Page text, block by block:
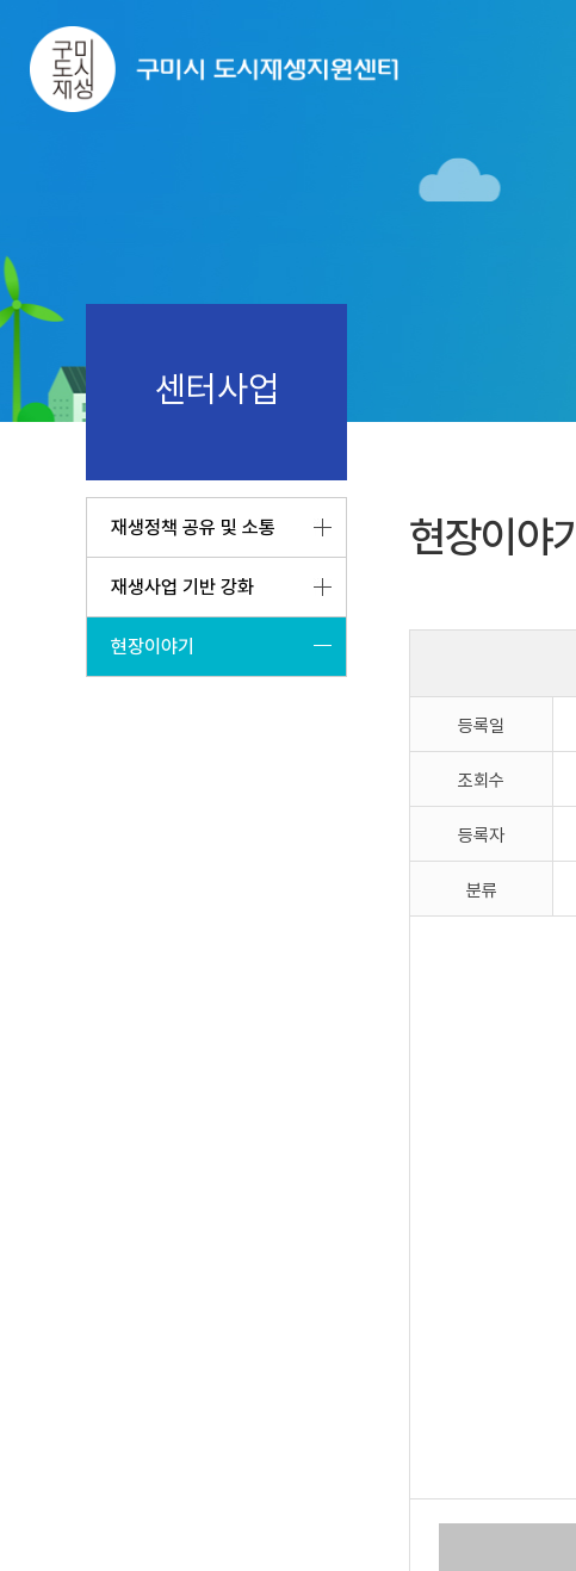
센터사업
재생정책 공유 및 소통
재생사업 기반 강화
현장이야기
현장이야기
등록일
조회수
등록자
분류